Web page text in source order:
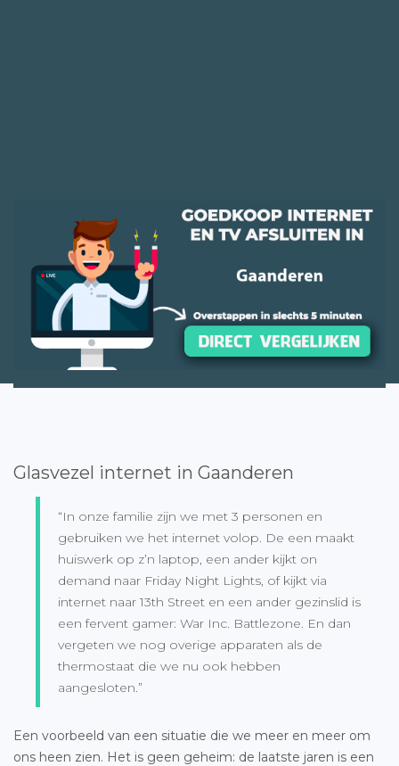
Glasvezel internet in Gaanderen
“In onze familie zijn we met 3 personen en
gebruiken we het internet volop. De een maakt
huiswerk op z’n laptop, een ander kijkt on
demand naar Friday Night Lights, of kijkt via
internet naar 13th Street en een ander gezinslid is
een fervent gamer: War Inc. Battlezone. En dan
vergeten we nog overige apparaten als de
thermostaat die we nu ook hebben
aangesloten.”
Een voorbeeld van een situatie die we meer en meer om
ons heen zien. Het is geen geheim: de laatste jaren is een